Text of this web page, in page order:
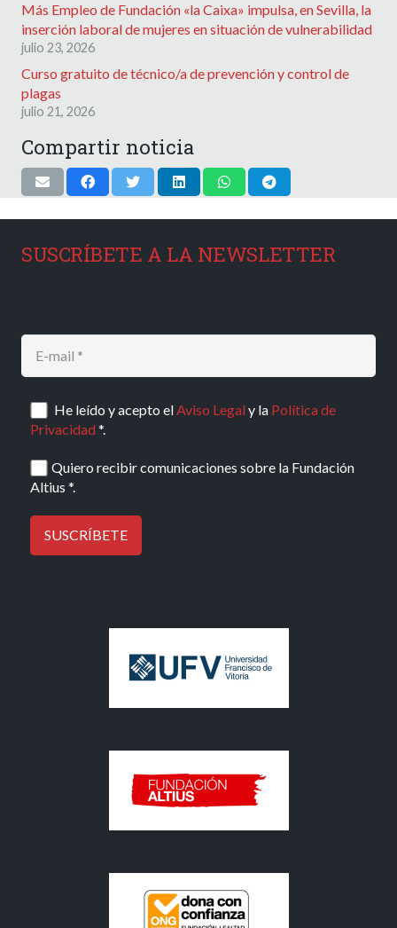
Más Empleo de Fundación «la Caixa» impulsa, en Sevilla, la
inserción laboral de mujeres en situación de vulnerabilidad
julio 23, 2026
Curso gratuito de técnico/a de prevención y control de
plagas
julio 21, 2026
Compartir noticia
SUSCRÍBETE A LA NEWSLETTER
He leído y acepto elAviso Legaly la Política de
Privacidad*.
Quiero recibir comunicaciones sobre la Fundación
Altius *.